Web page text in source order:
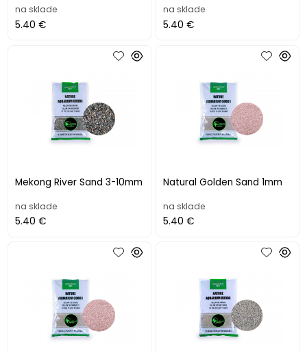
na sklade
5.40 €
na sklade
5.40 €
Mekong River Sand 3-10mm
na sklade
5.40 €
Natural Golden Sand 1mm
na sklade
5.40 €